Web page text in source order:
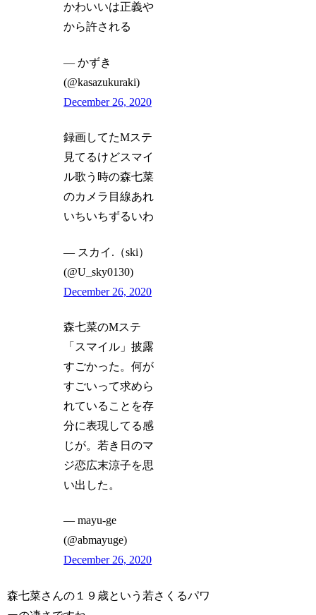
かわいいは正義や
から許される
— かずき
(@kasazukuraki)
December 26, 2020
録画してたMステ
見てるけどスマイ
ル歌う時の森七菜
のカメラ目線あれ
いちいちずるいわ
— スカイ.（ski）
(@U_sky0130)
December 26, 2020
森七菜のMステ
「スマイル」披露
すごかった。何が
すごいって求めら
れていることを存
分に表現してる感
じが。若き日のマ
ジ恋広末涼子を思
い出した。
— mayu-ge
(@abmayuge)
December 26, 2020
森七菜さんの１９歳という若さくるパワ